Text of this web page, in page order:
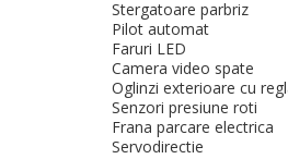
Stergatoare parbriz
Pilot automat
Faruri LED
Camera video spate
Oglinzi exterioare cu
Senzori presiune roti
Frana parcare electrica
Servodirectie